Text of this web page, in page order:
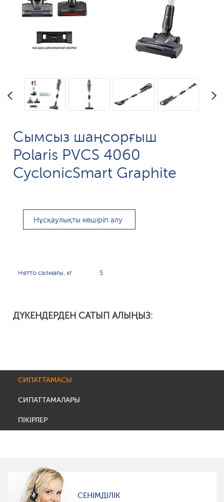
Сымсыз шаңсорғыш
Polaris PVCS 4060
CyclonicSmart Graphite
Нұсқаулықты көшіріп алу
Нетто салмағы, кг 5
ДҮКЕНДЕРДЕН САТЫП АЛЫҢЫЗ:
СИПАТТАМАСЫ
СИПАТТАМАЛАРЫ
ПІКІРЛЕР
СЕНІМДІЛІК